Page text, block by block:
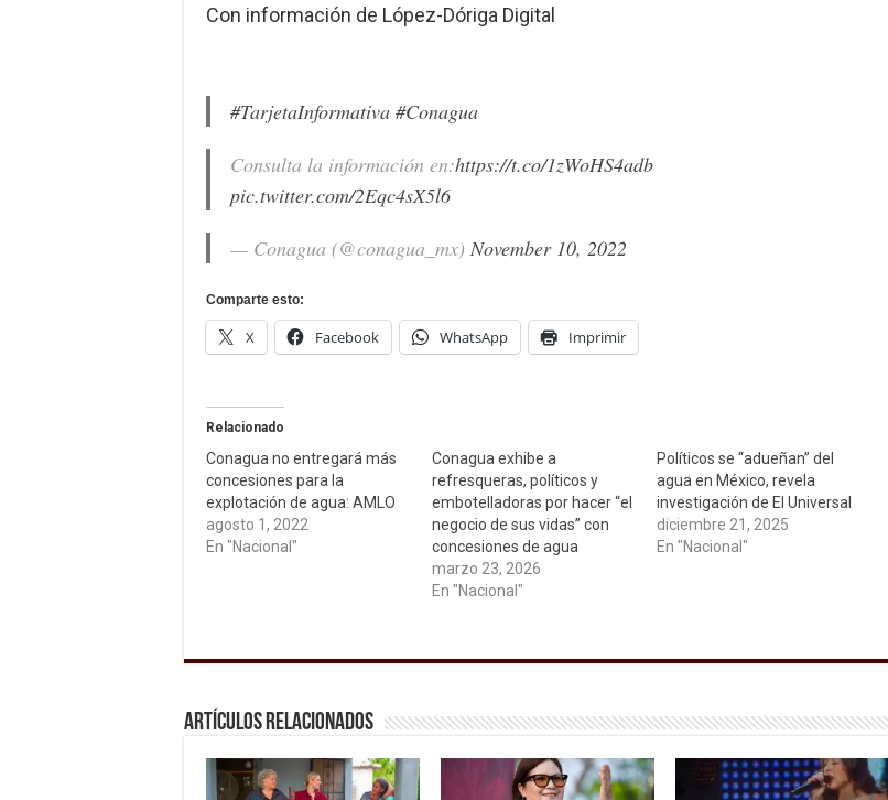
Con información de López-Dóriga Digital
#TarjetaInformativa #Conagua
Consulta la información en:https://t.co/1zWoHS4adb
pic.twitter.com/2Eqc4sX5l6
— Conagua (@conagua_mx) November 10, 2022
Comparte esto:
X Facebook WhatsApp Imprimir
Relacionado
Conagua no entregará más
concesiones para la
explotación de agua: AMLO
agosto 1, 2022
En "Nacional"
Conagua exhibe a
refresqueras, políticos y
embotelladoras por hacer “el
negocio de sus vidas” con
concesiones de agua
marzo 23, 2026
En "Nacional"
Políticos se “adueñan” del
agua en México, revela
investigación de El Universal
diciembre 21, 2025
En "Nacional"
Artículos relacionados